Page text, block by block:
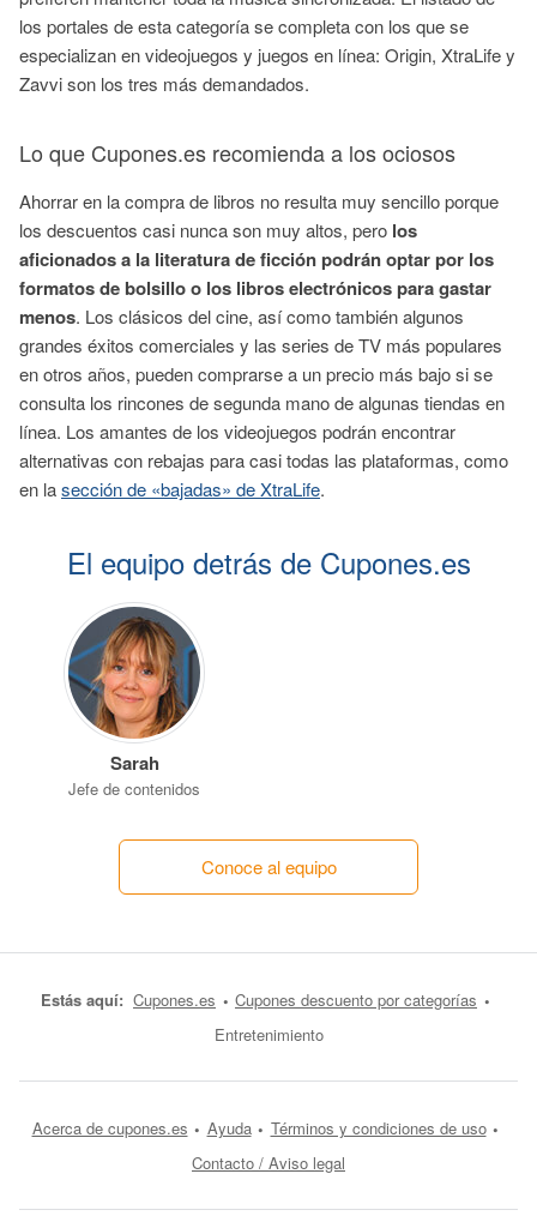
los portales de esta categoría se completa con los que se
especializan en videojuegos y juegos en línea: Origin, XtraLife y
Zavvi son los tres más demandados.
Lo que Cupones.es recomienda a los ociosos
Ahorrar en la compra de libros no resulta muy sencillo porque
los descuentos casi nunca son muy altos, pero los
aficionados a la literatura de ficción podrán optar por los
formatos de bolsillo o los libros electrónicos para gastar
menos. Los clásicos del cine, así como también algunos
grandes éxitos comerciales y las series de TV más populares
en otros años, pueden comprarse a un precio más bajo si se
consulta los rincones de segunda mano de algunas tiendas en
línea. Los amantes de los videojuegos podrán encontrar
alternativas con rebajas para casi todas las plataformas, como
en lasección de «bajadas» de XtraLife.
El equipo detrás de Cupones.es
Sarah
Jefe de contenidos
Conoce al equipo
Estás aquí: Cupones.es
Cupones descuento por categorías
Entretenimiento
Acerca de cupones.es Ayuda
Términos y condiciones de uso
Contacto / Aviso legal